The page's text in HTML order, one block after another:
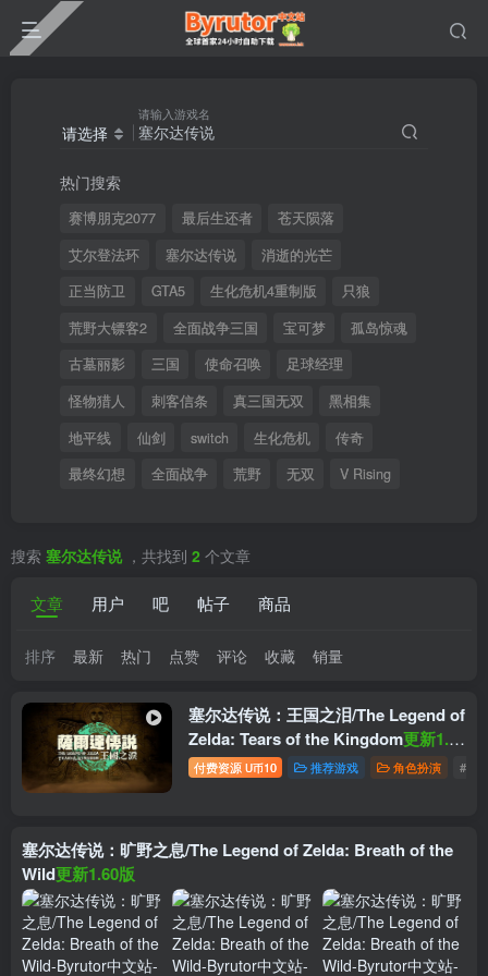
请选择
请输入游戏名
热门搜索
赛博朋克2077 最后生还者
苍天陨落
艾尔登法环
塞尔达传说
消逝的光芒
正当防卫
GTA5 生化危机4重制版
只狼
荒野大镖客2
全面战争三国 宝可梦
孤岛惊魂
古墓丽影
三国 使命召唤
足球经理
怪物猎人
刺客信条 真三国无双
黑相集
地平线
仙剑 switch 生化危机
传奇
最终幻想
全面战争 荒野 无双 V Rising
搜索 塞尔达传说，共找到 2 个文章
文章 用户 吧 帖子 商品
排序 最新 热门 点赞 评论 收藏 销量
塞尔达传说：王国之泪/The Legend of
Zelda: Tears of the Kingdom更新1.12
版+PC模拟器版+DLC
付费资源 U币10 推荐游戏 角色扮演 # 探
塞尔达传说：旷野之息/The Legend of Zelda: Breath of the
Wild更新1.60版